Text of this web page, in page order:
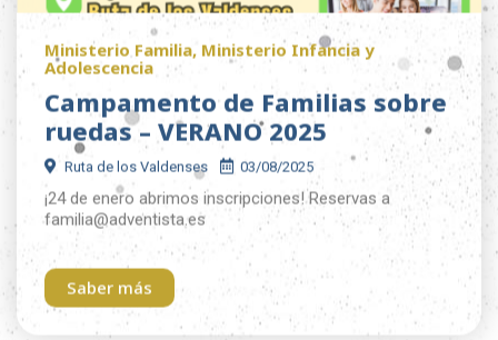
Ministerio Familia,Ministerio Infancia y
Adolescencia
Campamento de Familias sobre
ruedas – VERANO 2025
Ruta de los Valdenses 03/08/2025
¡24 de enero abrimos inscripciones! Reservas a
familia@adventista.es
Saber más